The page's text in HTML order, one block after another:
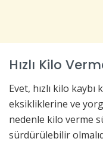
Hızlı Kilo
Evet, hızlı kilo
eksikliklerine ve
nedenle kilo verme
sürdürülebilir